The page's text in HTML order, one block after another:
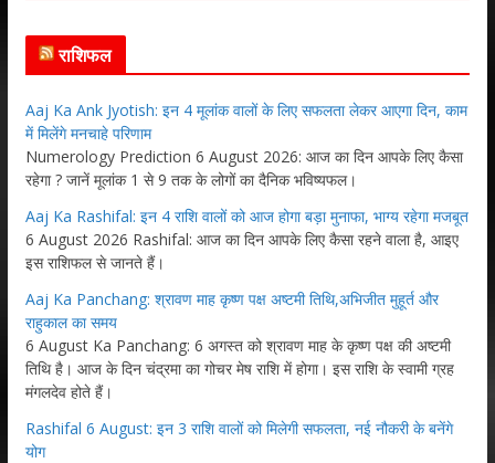
राशिफल
Aaj Ka Ank Jyotish: इन 4 मूलांक वालों के लिए सफलता लेकर आएगा दिन, काम
में मिलेंगे मनचाहे परिणाम
Numerology Prediction 6 August 2026: आज का दिन आपके लिए कैसा
रहेगा ? जानें मूलांक 1 से 9 तक के लोगों का दैनिक भविष्यफल।
Aaj Ka Rashifal: इन 4 राशि वालों को आज होगा बड़ा मुनाफा, भाग्य रहेगा मजबूत
6 August 2026 Rashifal: आज का दिन आपके लिए कैसा रहने वाला है, आइए
इस राशिफल से जानते हैं।
Aaj Ka Panchang: श्रावण माह कृष्ण पक्ष अष्टमी तिथि,अभिजीत मुहूर्त और
राहुकाल का समय
6 August Ka Panchang: 6 अगस्त को श्रावण माह के कृष्ण पक्ष की अष्टमी
तिथि है। आज के दिन चंद्रमा का गोचर मेष राशि में होगा। इस राशि के स्वामी ग्रह
मंगलदेव होते हैं।
Rashifal 6 August: इन 3 राशि वालों को मिलेगी सफलता, नई नौकरी के बनेंगे
योग